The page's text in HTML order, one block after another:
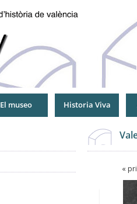
El museo Historia Viva
Páginas
«